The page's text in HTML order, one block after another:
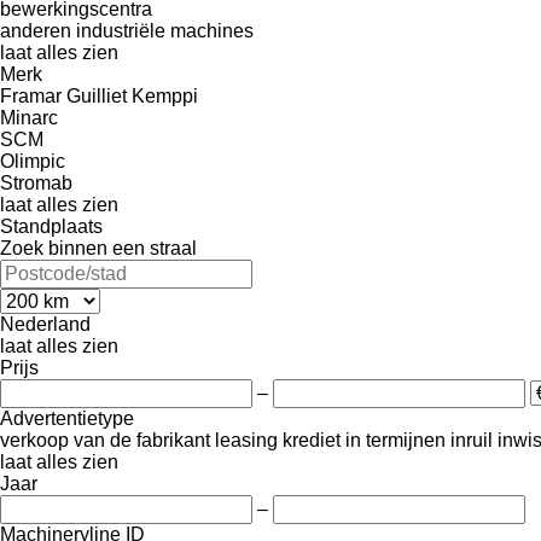
bewerkingscentra
anderen industriële machines
laat alles zien
Merk
Framar Guilliet Kemppi
Minarc
SCM
Olimpic
Stromab
laat alles zien
Standplaats
Zoek binnen een straal
Nederland
laat alles zien
Prijs
–
Advertentietype
verkoop van de fabrikant leasing krediet in termijnen inruil
laat alles zien
Jaar
–
Machineryline ID